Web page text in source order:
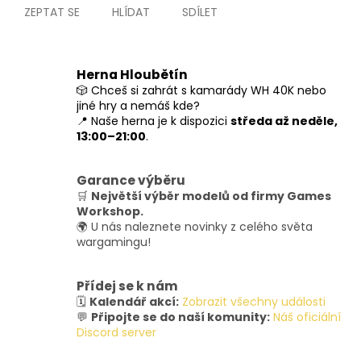
ZEPTAT SE HLÍDAT SDÍLET
Herna Hloubětín
🎲 Chceš si zahrát s kamarády WH 40K nebo
jiné hry a nemáš kde?
📍 Naše herna je k dispozici středa až neděle,
13:00–21:00.
Garance výběru
🛒 Největší výběr modelů od firmy Games
Workshop.
🌍 U nás naleznete novinky z celého světa
wargamingu!
Přídej se k nám
🗓️ Kalendář akcí: Zobrazit všechny události
💬 Připojte se do naší komunity: Náš oficiální
Discord server